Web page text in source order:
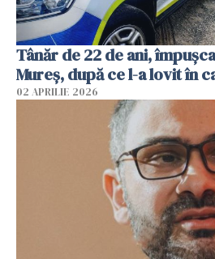
Tânăr de 22 de ani,
Mureș, după ce l-a lovit în
02 APRILIE 2026